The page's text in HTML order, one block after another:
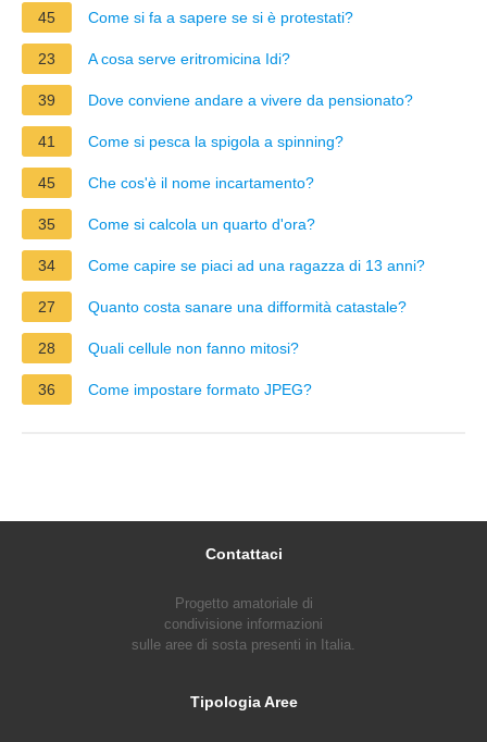
45 Come si fa a sapere se si è protestati?
23 A cosa serve eritromicina Idi?
39 Dove conviene andare a vivere da pensionato?
41 Come si pesca la spigola a spinning?
45 Che cos'è il nome incartamento?
35 Come si calcola un quarto d'ora?
34 Come capire se piaci ad una ragazza di 13 anni?
27 Quanto costa sanare una difformità catastale?
28 Quali cellule non fanno mitosi?
36 Come impostare formato JPEG?
Contattaci
Progetto amatoriale di
condivisione informazioni
sulle aree di sosta presenti in Italia.
Tipologia Aree